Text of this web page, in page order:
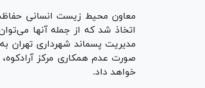
معاون محیط زیست انسانی
اتخاذ شد که از جمله آنها
مدیریت پسماند شهرداری تهران
صورت عدم همکاری مرکز
خواهد داد.